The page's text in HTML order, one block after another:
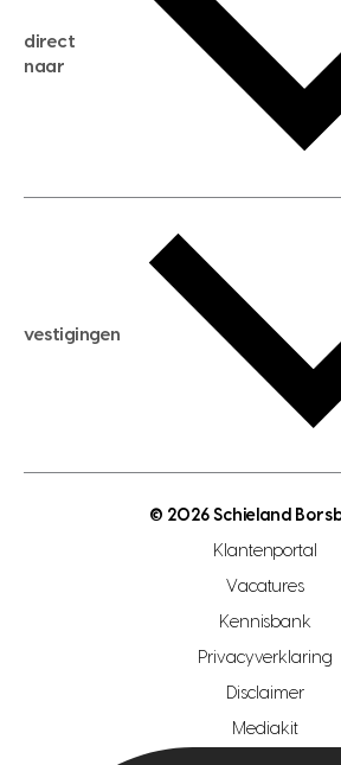
huis verkopen
huis kopen
aankoopadvies
verkoopadvies
hypotheekadvies
direct
naar
hypotheek berekenen
maximale hypotheek berekenen
hypotheek bespaarcheck
gratis zoekprofiel aanmaken
open woningwaarde dag
vestigingen
makelaar regio zoetermeer
hypotheekshop regio den haag
hypotheekshop regio rotterdam
© 2026 Schieland
Klantenportal
Vacatures
Kennisbank
Privacyverklaring
Disclaimer
Mediakit